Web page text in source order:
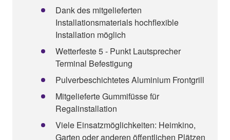
Dank des mitgelieferten
Installationsmaterials hochflexible
Installation möglich
Wetterfeste 5 - Punkt Lautsprecher
Terminal Befestigung
Pulverbeschichtetes Aluminium Frontgrill
Mitgelieferte Gummifüsse für
Regalinstallation
Viele Einsatzmöglichkeiten: Heimkino,
Garten oder anderen öffentlichen Plätzen